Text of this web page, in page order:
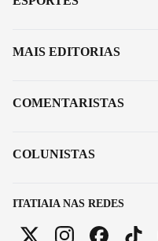
ITATIAIA NAS REDES
MAIS EDITORIAS
COMENTARISTAS
COLUNISTAS